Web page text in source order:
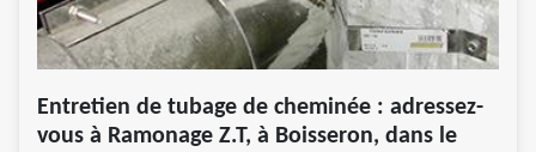
Entretien de tubage de cheminée : adressez-
vous à Ramonage Z.T, à Boisseron, dans le